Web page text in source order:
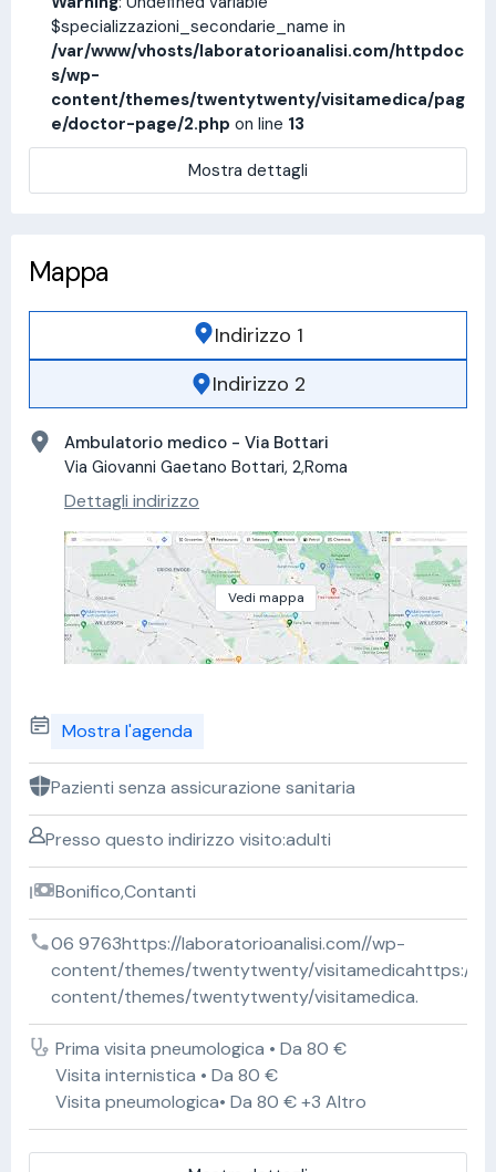
$specializzazioni_secondarie_name in
/var/www/vhosts/laboratorioanalisi.com/httpdoc
s/wp-
content/themes/twentytwenty/visitamedica/pag
e/doctor-page/2.php on line 13
Mostra dettagli
Mappa
Indirizzo 1
Indirizzo 2
Ambulatorio medico - Via Bottari
Via Giovanni Gaetano Bottari, 2,Roma
Dettagli indirizzo
Vedi mappa
Mostra l'agenda
Pazienti senza assicurazione sanitaria
Presso questo indirizzo visito:adulti
Bonifico,Contanti
06 9763https://laboratorioanalisi.com//wp-
content/themes/twentytwenty/visitamedicahttps://
content/themes/twentytwenty/visitamedica.
Prima visita pneumologica • Da 80 €
Visita internistica • Da 80 €
Visita pneumologica• Da 80 € +3 Altro